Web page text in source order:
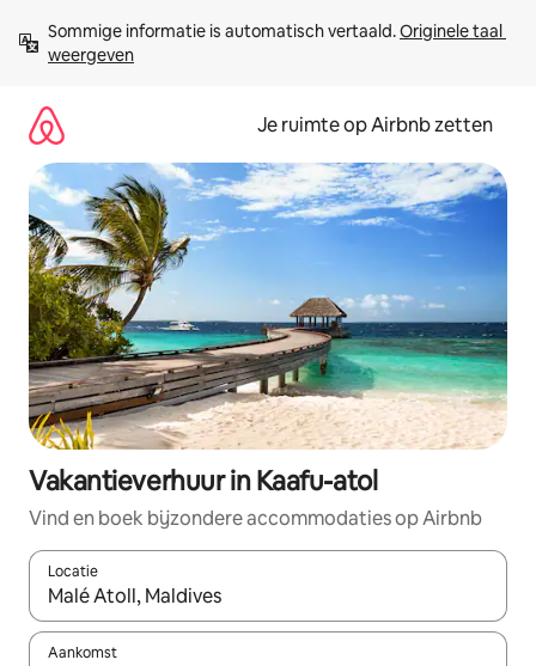
direct
naar
Sommige informatie is automatisch vertaald. Originele taal
weergeven
Je ruimte op Airbnb zetten
Vakantieverhuur in Kaafu-atol
Vind en boek bijzondere accommodaties op Airbnb
Locatie
Wanneer er suggesties beschikbaar zijn, maak je een keuze
Aankomst